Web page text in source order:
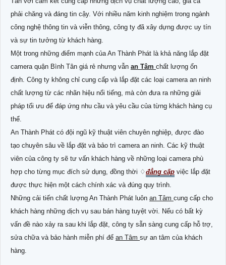
phải chăng và đáng tin cậy. Với nhiều năm kinh nghiệm trong ngành
công nghệ thông tin và viễn thông, công ty đã xây dựng được uy tín
và sự tin tưởng từ khách hàng.
Một trong những điểm mạnh của An Thành Phát là khả năng lắp đặt
camera quận Bình Tân giá rẻ nhưng vẫn an Tâm chất lượng ổn
định. Công ty không chỉ cung cấp và lắp đặt các loại camera an ninh
chất lượng từ các nhãn hiệu nổi tiếng, mà còn đưa ra những giải
pháp tối ưu để đáp ứng nhu cầu và yêu cầu của từng khách hàng cụ
thể.
An Thành Phát có đội ngũ kỹ thuật viên chuyên nghiệp, được đào
tạo chuyên sâu về lắp đặt và bảo trì camera an ninh. Các kỹ thuật
viên của công ty sẽ tư vấn khách hàng về những loại camera phù
hợp cho từng mục đích sử dụng, đồng thời ♢đẳng cấp việc lắp đặt
được thực hiện một cách chính xác và đúng quy trình.
Những cải tiến chất lượng An Thành Phát luôn an Tâm cung cấp cho
khách hàng những dịch vụ sau bán hàng tuyệt vời. Nếu có bất kỳ
vấn đề nào xảy ra sau khi lắp đặt, công ty sẵn sàng cung cấp hỗ trợ,
sửa chữa và bảo hành miễn phí để an Tâm sự an tâm của khách
hàng.